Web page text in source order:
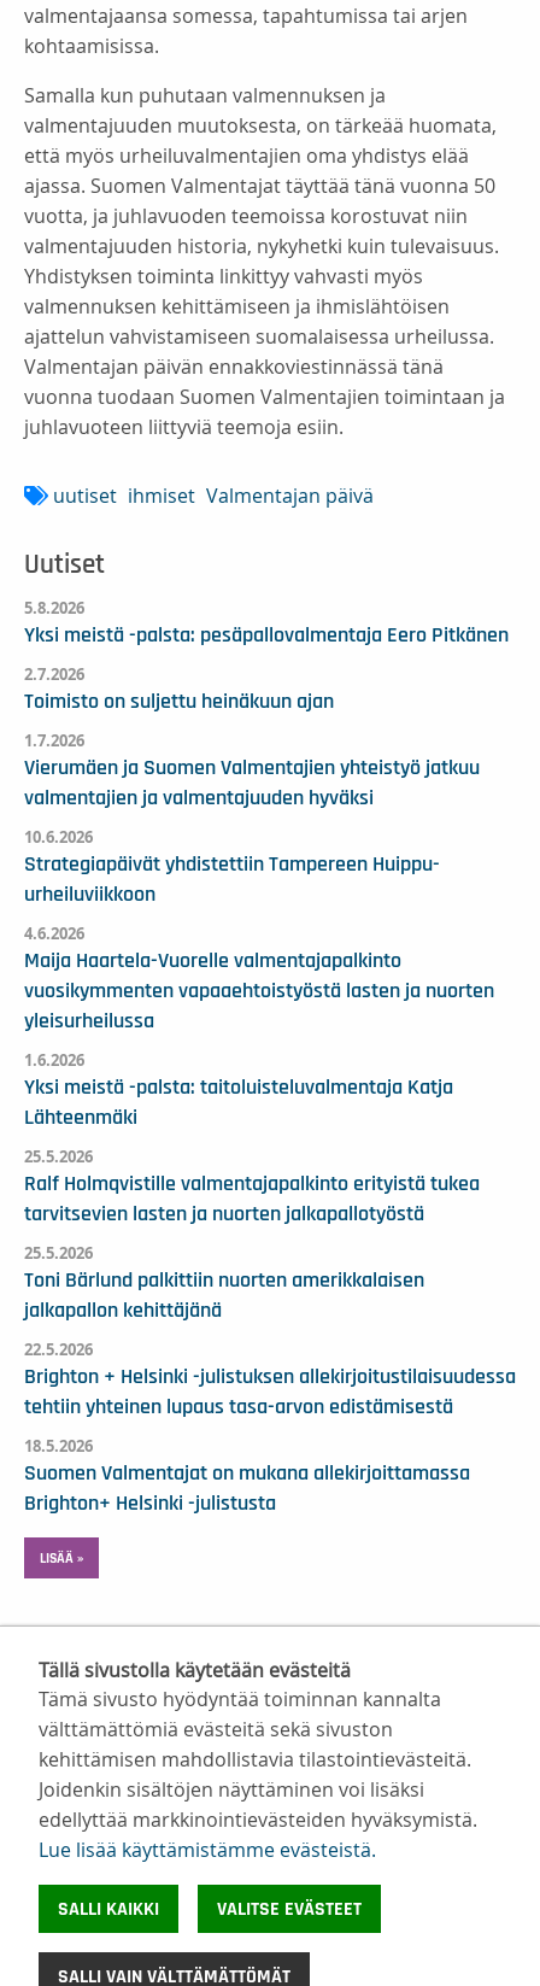
Tällä sivustolla käytetään evästeitä
Tämä sivusto hyödyntää toiminnan kannalta
välttämättömiä evästeitä sekä sivuston
kehittämisen mahdollistavia tilastointievästeitä.
Joidenkin sisältöjen näyttäminen voi lisäksi
edellyttää markkinointievästeiden hyväksymistä.
Lue lisää käyttämistämme evästeistä.​​​​​​
SALLI KAIKKI
SALLI VAIN VÄLTTÄMÄTTÖMÄT
VALITSE EVÄSTEET
valmentajaansa somessa, tapahtumissa tai arjen
kohtaamisissa.
Samalla kun puhutaan valmennuksen ja
valmentajuuden muutoksesta, on tärkeää huomata,
että myös urheiluvalmentajien oma yhdistys elää
ajassa. Suomen Valmentajat täyttää tänä vuonna 50
vuotta, ja juhlavuoden teemoissa korostuvat niin
valmentajuuden historia, nykyhetki kuin tulevaisuus.
Yhdistyksen toiminta linkittyy vahvasti myös
valmennuksen kehittämiseen ja ihmislähtöisen
ajattelun vahvistamiseen suomalaisessa urheilussa.
Valmentajan päivän ennakkoviestinnässä tänä
vuonna tuodaan Suomen Valmentajien toimintaan ja
juhlavuoteen liittyviä teemoja esiin.
uutiset ihmiset Valmentajan päivä
Uutiset
5.8.2026
Yksi meistä -palsta: pesäpallovalmentaja Eero Pitkänen
2.7.2026
Toimisto on suljettu heinäkuun ajan
1.7.2026
Vierumäen ja Suomen Valmentajien yhteistyö jatkuu
valmentajien ja valmentajuuden hyväksi
10.6.2026
Strategiapäivät yhdistettiin Tampereen Huippu-
urheiluviikkoon
4.6.2026
Maija Haartela-Vuorelle valmentajapalkinto
vuosikymmenten vapaaehtoistyöstä lasten ja nuorten
yleisurheilussa
1.6.2026
Yksi meistä -palsta: taitoluisteluvalmentaja Katja
Lähteenmäki
25.5.2026
Ralf Holmqvistille valmentajapalkinto erityistä tukea
tarvitsevien lasten ja nuorten jalkapallotyöstä
25.5.2026
Toni Bärlund palkittiin nuorten amerikkalaisen
jalkapallon kehittäjänä
22.5.2026
Brighton + Helsinki -julistuksen allekirjoitustilaisuudessa
tehtiin yhteinen lupaus tasa-arvon edistämisestä
18.5.2026
Suomen Valmentajat on mukana allekirjoittamassa
Brighton+ Helsinki -julistusta
LISÄÄ »
Suomen Valmentajat ry
Valimotie 10, 00380 Helsinki
toimisto@suomenvalmentajat.fi
Kaikki yhteystiedot
Tietosuoja
Evästeiden käyttö
©Suomen Valmentajat 2026